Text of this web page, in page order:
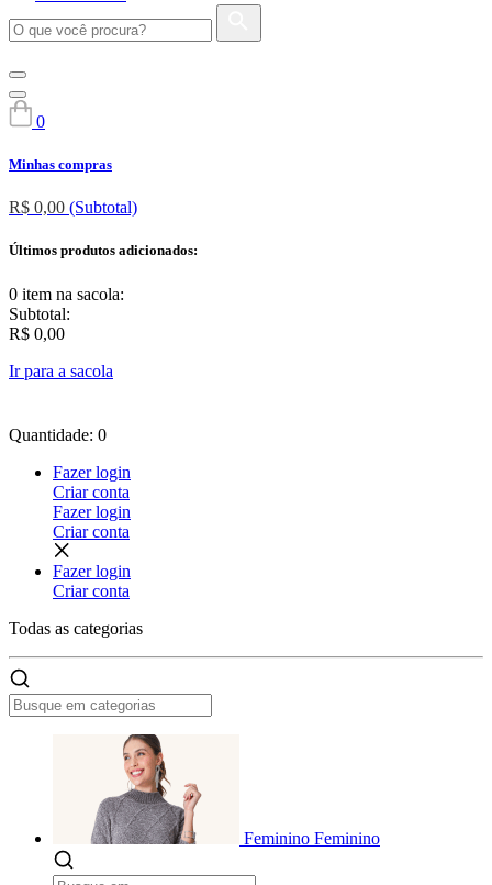
0
Minhas compras
R$ 0,00 (Subtotal)
Últimos produtos adicionados:
0 item na sacola:
Subtotal:
R$ 0,00
Ir para a sacola
Quantidade: 0
Fazer login
Criar conta
Fazer login
Criar conta
Fazer login
Criar conta
Todas as categorias
Feminino Feminino